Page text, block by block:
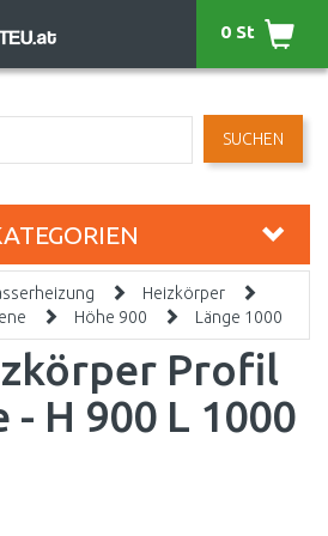
SUCHEN
0 St
Heizkörper
Höhe 900 Länge 1000
Profil
- H 900 L 1000